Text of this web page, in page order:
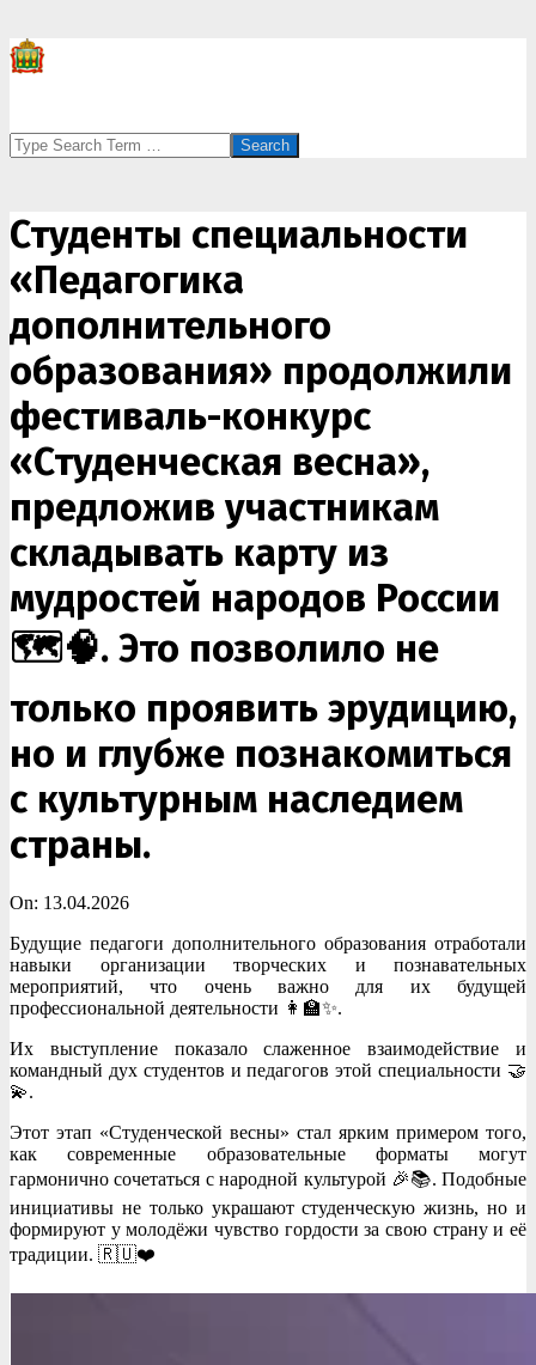
Search
Студенты специальности
«Педагогика
дополнительного
образования» продолжили
фестиваль-конкурс
«Студенческая весна»,
предложив участникам
складывать карту из
мудростей народов России
🗺️🧠. Это позволило не
только проявить эрудицию,
но и глубже познакомиться
с культурным наследием
страны.
On: 13.04.2026
Будущие педагоги дополнительного образования отработали
навыки организации творческих и познавательных
мероприятий, что очень важно для их будущей
профессиональной деятельности 👩‍🏫✨.
Их выступление показало слаженное взаимодействие и
командный дух студентов и педагогов этой специальности 🤝
💫.
Этот этап «Студенческой весны» стал ярким примером того,
как современные образовательные форматы могут
гармонично сочетаться с народной культурой 🎉📚. Подобные
инициативы не только украшают студенческую жизнь, но и
формируют у молодёжи чувство гордости за свою страну и её
традиции. 🇷🇺❤️